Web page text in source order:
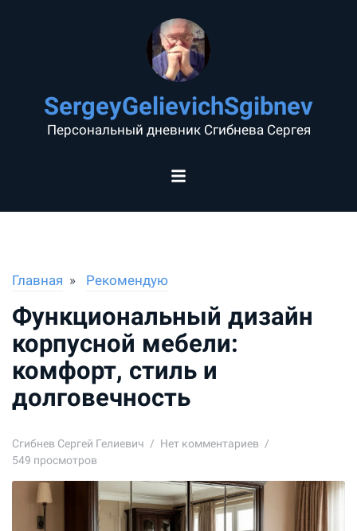
SergeyGelievichSgibnev
Персональный дневник Сгибнева Сергея
Главная Рекомендую
Функциональный дизайн
корпусной мебели:
комфорт, стиль и
долговечность
Сгибнев Сергей Гелиевич
Нет комментариев
549 просмотров